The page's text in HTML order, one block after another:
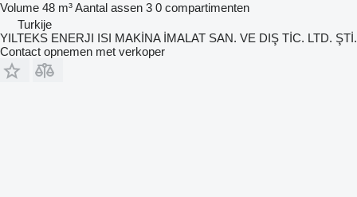
Volume 48 m³Aantal assen 3 0 compartimenten
Turkije
YILTEKS ENERJI ISI MAKİNA İMALAT SAN. VE DIŞ TİC. LTD. ŞTİ.
Contact opnemen met verkoper